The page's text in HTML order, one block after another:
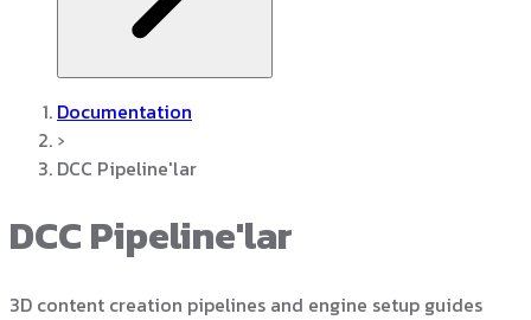
Documentation
›
DCC Pipeline'lar
DCC Pipeline'lar
3D content creation pipelines and engine setup guides